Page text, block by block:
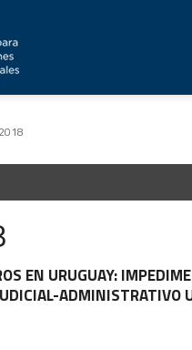
EN URUGUAY:
ADMINISTRATIVO